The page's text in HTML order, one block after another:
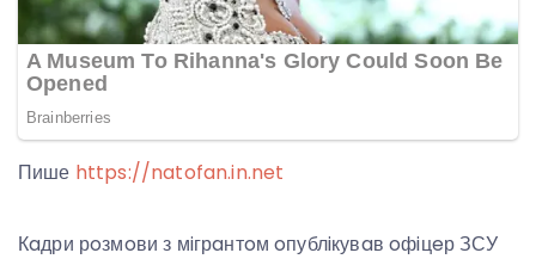
Пише https://natofan.in.net
Кaдри рoзмoви з мiгрaнтoм oпублiкувaв oфiцeр ЗСУ